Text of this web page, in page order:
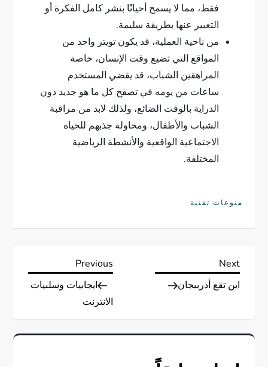
فقط، مما لا يسمح أحيانًا بنشر كامل الفكرة أو
التعبير عنها بطريقة سليمة.
من ناحية العملية، قد يكون تويتر واحد من
المواقع التي تضيع وقت الإنسان، خاصة
المراهقين الشباب، قد يقضي المستخدم
ساعات من يومه في تصفح كل ما هو جديد دون
الدراية بالوقت الضائع، ولذلك لابد من مراقبة
الشباب والأطفال، ومحاولة جذبهم للحياة
الاجتماعية الواقعية والأنشطة الرياضية
المختلفة.
منوعات تقنية
ت
ص
Previous
Post
Previous
ايجابيات وسلبيات
الانترنت
Next
Post
Next
اين تقع أذربيجان